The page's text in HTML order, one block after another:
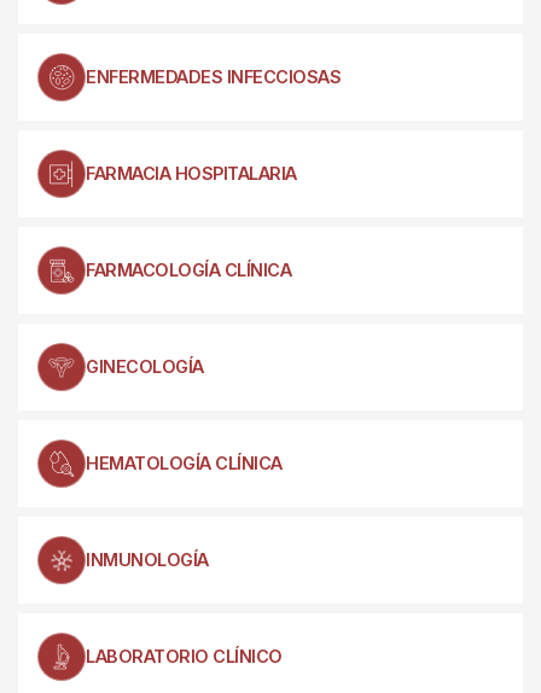
ENFERMEDADES INFECCIOSAS
FARMACIA HOSPITALARIA
FARMACOLOGÍA CLÍNICA
GINECOLOGÍA
HEMATOLOGÍA CLÍNICA
INMUNOLOGÍA
LABORATORIO CLÍNICO